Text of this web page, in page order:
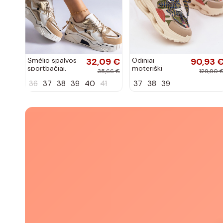
Smėlio spalvos
sportbačiai,
Valdez cirkonio
32,09 €
35,66 €
36 37 38 39 40 41
Odiniai
moteriški
platforma D&A
90,93
129,90
37 38 39